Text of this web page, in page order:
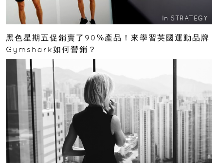
In STRATEGY
黑色星期五促銷賣了90%產品！來學習英國運動品牌
Gymshark如何營銷？